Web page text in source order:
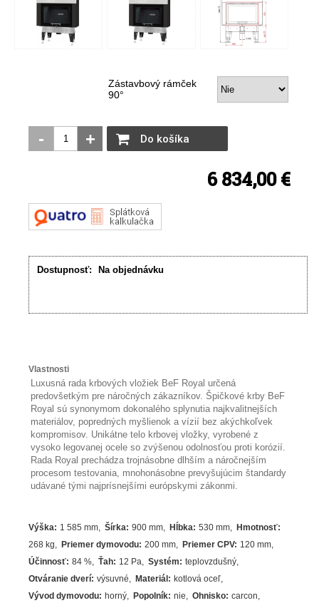
Zástavbový rámček
90°
- + Do košíka
6 834,00 €
Dostupnosť: Na objednávku
Vlastnosti
Luxusná rada krbových vložiek BeF Royal určená
predovšetkým pre náročných zákazníkov. Špičkové krby BeF
Royal sú synonymom dokonalého splynutia najkvalitnejších
materiálov, popredných myšlienok a vízií bez akýchkoľvek
kompromisov. Unikátne telo krbovej vložky, vyrobené z
vysoko legovanej ocele so zvýšenou odolnosťou proti korózií.
Rada Royal prechádza trojnásobne dlhším a náročnejším
procesom testovania, mnohonásobne prevyšujúcim štandardy
udávané tými najprísnejšími európskymi zákonmi.
Výška: 1 585 mm Šírka: 900 mm Hĺbka: 530 mm Hmotnosť:
268 kg
Priemer dymovodu: 200 mm Priemer CPV: 120 mm
Účinnosť: 84% Ťah: 12 Pa Systém: teplovzdušný
Otváranie dverí: výsuvné Materiál : kotlová oceľ
Vývod dymovodu: horný Popolník: nie Ohnisko: carcon